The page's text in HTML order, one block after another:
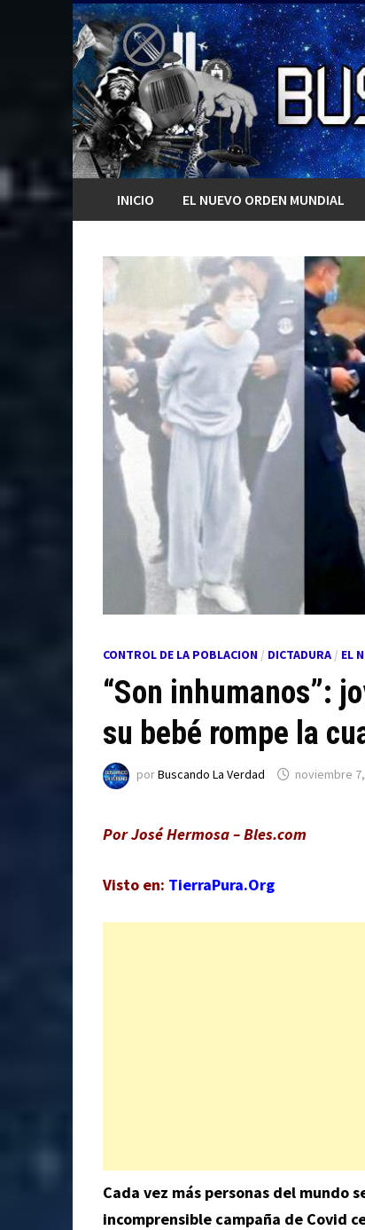
Saltar
al
contenido
INICIO EL NUEVO ORDEN MUNDIAL
CONTROL DE LA POBLACION/ DICTADURA/ EL
“Son inhumanos”:
su bebé rompe la
porBuscando La Verdad noviembre
Por José Hermosa – Bles.com
Visto en: TierraPura.Org
Cada vez más personas del mundo
incomprensible campaña de Covid